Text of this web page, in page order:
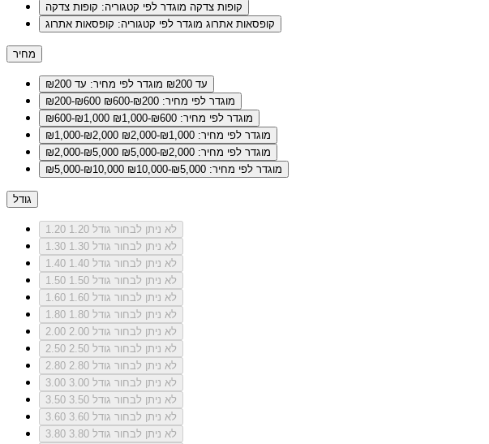
קופות צדקה מוגדר לפי קטגוריה: קופות צדקה
קופסאות אתרוג מוגדר לפי קטגוריה: קופסאות אתרוג
מחיר
עד ₪200
מוגדר לפי מחיר: עד ₪200
₪200-₪600
מוגדר לפי מחיר: ₪200-₪600
₪600-₪1,000
מוגדר לפי מחיר: ₪600-₪1,000
₪1,000-₪2,000
מוגדר לפי מחיר: ₪1,000-₪2,000
₪2,000-₪5,000
מוגדר לפי מחיר: ₪2,000-₪5,000
₪5,000-₪10,000
מוגדר לפי מחיר: ₪5,000-₪10,000
גודל
1.20
לא ניתן לבחור גודל 1.20
1.30
לא ניתן לבחור גודל 1.30
1.40
לא ניתן לבחור גודל 1.40
1.50
לא ניתן לבחור גודל 1.50
1.60
לא ניתן לבחור גודל 1.60
1.80
לא ניתן לבחור גודל 1.80
2.00
לא ניתן לבחור גודל 2.00
2.50
לא ניתן לבחור גודל 2.50
2.80
לא ניתן לבחור גודל 2.80
3.00
לא ניתן לבחור גודל 3.00
3.50
לא ניתן לבחור גודל 3.50
3.60
לא ניתן לבחור גודל 3.60
3.80
לא ניתן לבחור גודל 3.80